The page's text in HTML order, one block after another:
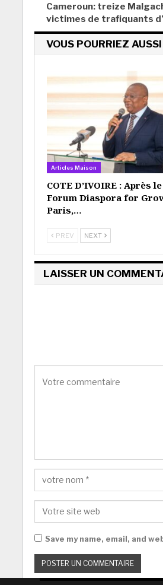
Cameroun: treize
victimes de trafiquants
VOUS POURRIEZ
Articles Maison
COTE D’IVOIRE : Après le
Forum Diaspora for
Paris,…
PREV NEXT
LAISSER UN
Save my name, email, and